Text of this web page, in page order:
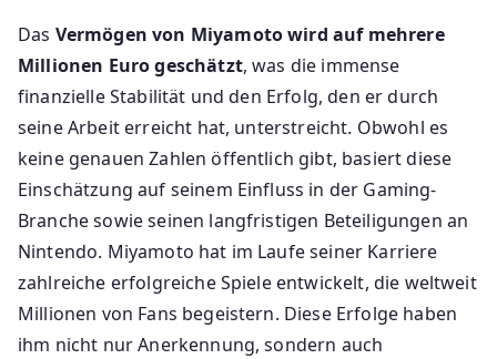
Das Vermögen von Miyamoto wird auf mehrere
Millionen Euro geschätzt, was die immense
finanzielle Stabilität und den Erfolg, den er durch
seine Arbeit erreicht hat, unterstreicht. Obwohl es
keine genauen Zahlen öffentlich gibt, basiert diese
Einschätzung auf seinem Einfluss in der Gaming-
Branche sowie seinen langfristigen Beteiligungen an
Nintendo. Miyamoto hat im Laufe seiner Karriere
zahlreiche erfolgreiche Spiele entwickelt, die weltweit
Millionen von Fans begeistern. Diese Erfolge haben
ihm nicht nur Anerkennung, sondern auch